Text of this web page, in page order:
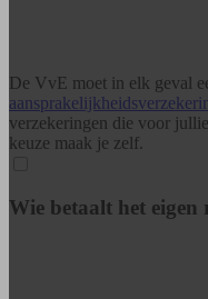
De VvE moet in elk geval
verzekeringen die voor
keuze maak je zelf.
Wie betaalt het